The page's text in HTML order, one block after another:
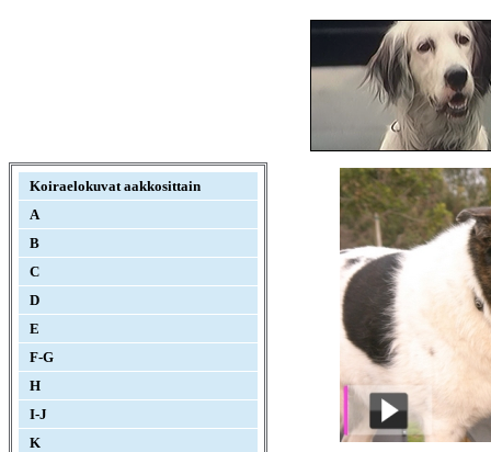
Koiraelokuvat aakkosittain
A
B
C
D
E
F-G
H
I-J
K